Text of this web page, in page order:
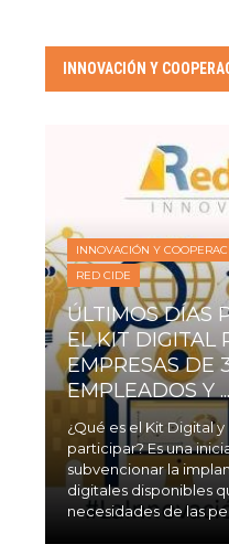
INNOVACIÓN Y
INNOVACIÓN Y
RED CIDE
ÚLTIMOS DÍAS
EL KIT DIGITAL
EMPRESAS DE
EMPLEADOS Y ...
¿Qué es el Kit Digital
participar? Es una
subvencionar la
digitales disponibles
necesidades de las